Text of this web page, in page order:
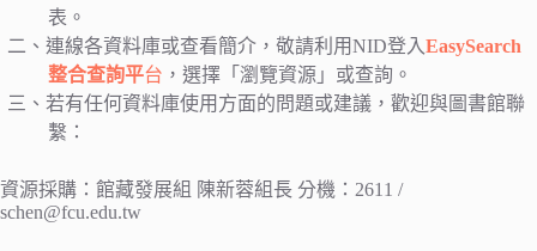
表。
二、連線各資料庫或查看簡介，敬請利用NID登入EasySearch
整合查詢平台 ，選擇「瀏覽資源」或查詢。
三、若有任何資料庫使用方面的問題或建議，歡迎與圖書館聯
繫：
資源採購：館藏發展組 陳新蓉組長 分機：2611 /
schen@fcu.edu.tw